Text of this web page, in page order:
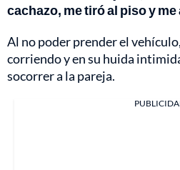
cachazo, me tiró al piso y
Al no poder prender el
corriendo y en su huida
socorrer a la pareja.